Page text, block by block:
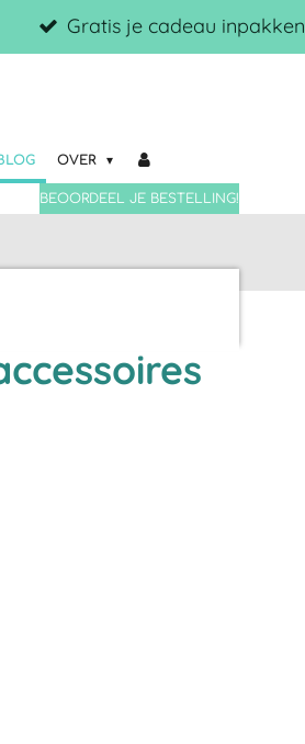
Gratis je cadeau inpakken
OVER
BEOORDEEL JE BESTELLING!